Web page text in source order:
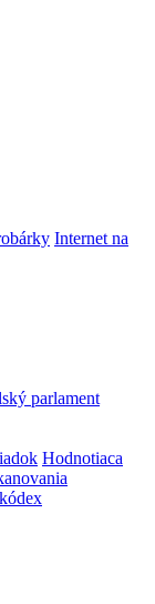
Internet na
parlament
Hodnotiaca